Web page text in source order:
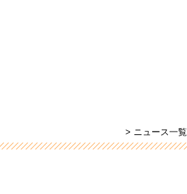
> ニュース一覧